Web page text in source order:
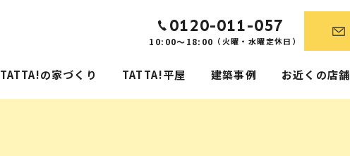
0120-011-057
10:00～18:00 （火曜・水曜定休日）
TATTA!の家づくり TATTA!平屋 建築事例 お近くの店舗